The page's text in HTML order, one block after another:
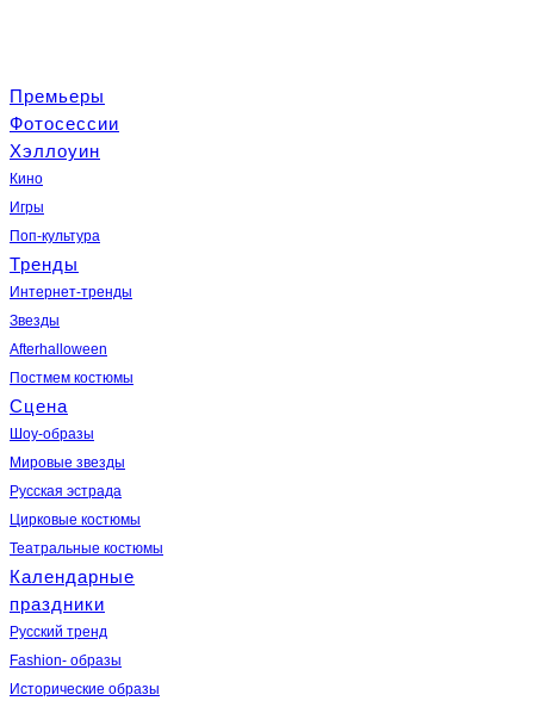
Премьеры
Фотосеcсии
Хэллоуин
Кино
Игры
Поп-культура
Тренды
Интернет-тренды
Звезды
Afterhalloween
Постмем костюмы
Сцена
Шоу-образы
Мировые звезды
Русская эстрада
Цирковые костюмы
Театральные костюмы
Календарные
праздники
Русский тренд
Fashion- образы
Исторические образы